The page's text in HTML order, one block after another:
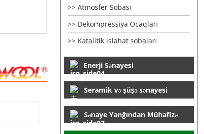
Atmosfer Sobası
Dekompressiya Ocaqları
Katalitik islahat sobaları
Enerji Sənayesi
Seramik və şüşə sənayesi
Sənaye Yanğından Mühafizə